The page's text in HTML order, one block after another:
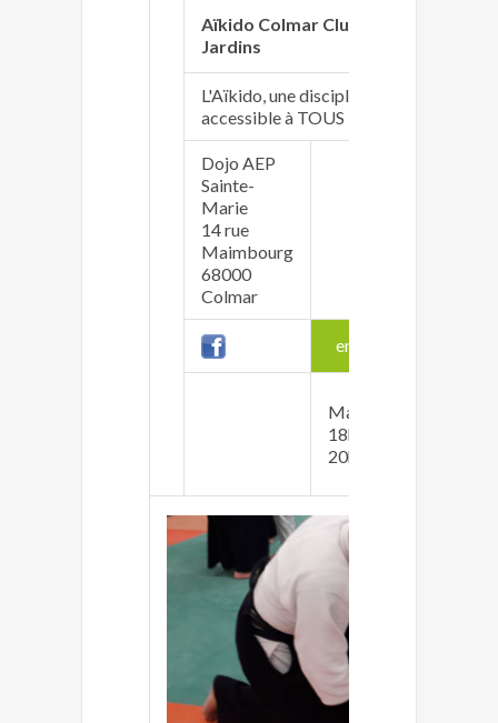
Aïkido Colmar Club des
Jardins
L'Aïkido, une discipline
accessible à TOUS !
Dojo AEP
Sainte-
Marie
14 rue
Maimbourg
68000
Colmar
enfants
Mardi
18h30 -
20h00